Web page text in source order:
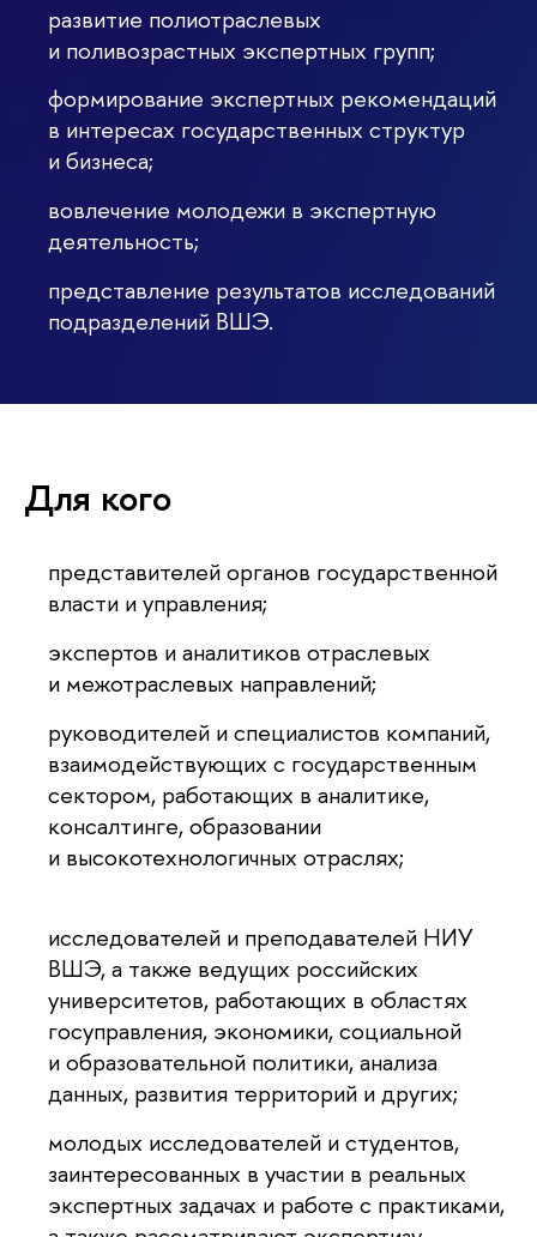
развитие полиотраслевых
и поливозрастных экспертных групп;
формирование экспертных рекомендаций
в интересах государственных структур
и бизнеса;
вовлечение молодежи в экспертную
деятельность;
представление результатов исследований
подразделений ВШЭ.
Для кого
представителей органов государственной
власти и управления;
экспертов и аналитиков отраслевых
и межотраслевых направлений;
руководителей и специалистов компаний,
взаимодействующих с государственным
сектором, работающих в аналитике,
консалтинге, образовании
и высокотехнологичных отраслях;
исследователей и преподавателей НИУ
ВШЭ, а также ведущих российских
университетов, работающих в областях
госуправления, экономики, социальной
и образовательной политики, анализа
данных, развития территорий и других;
молодых исследователей и студентов,
заинтересованных в участии в реальных
экспертных задачах и работе с практиками,